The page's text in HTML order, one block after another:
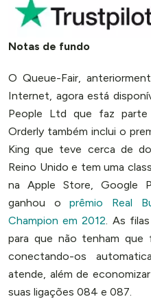
Notas de fundo
O Queue-Fair,
Internet, agora está
People Ltd que faz
Orderly também inclui o
King que teve cerca de
Reino Unido e tem uma
na Apple Store, Google
ganhou oprêmio Real
Champion em 2012. As
para que não tenham
conectando-os
atende, além de
suas ligações 084 e 087.